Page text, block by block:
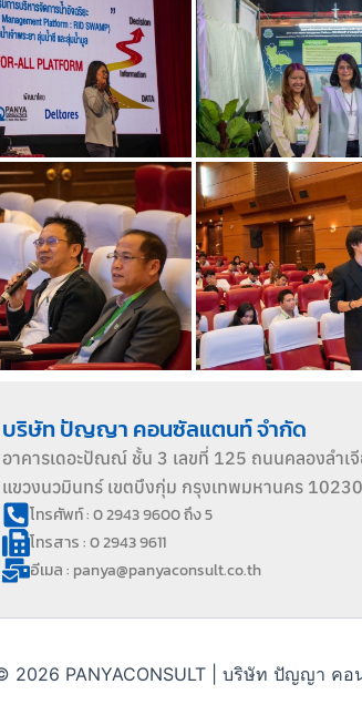
บริษัท ปัญญา คอนซัลแตนท์ จำกัด
อาคารเดอะปัณณ์ ชั้น 3 เลขที่ 125 ถนนคลองลำเ
แขวงนวมินทร์ เขตบึงกุ่ม กรุงเทพมหานคร 10230
โทรศัพท์ : 0 2943 9600 ถึง 5
โทรสาร : 0 2943 9611
อีเมล : panya@panyaconsult.co.th
2026 PANYACONSULT | บริษัท ปัญญา ค